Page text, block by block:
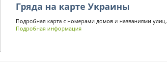
Гряда на карте Украины
Подробная карта с номерами домов и названиями улиц.
Подробная информация